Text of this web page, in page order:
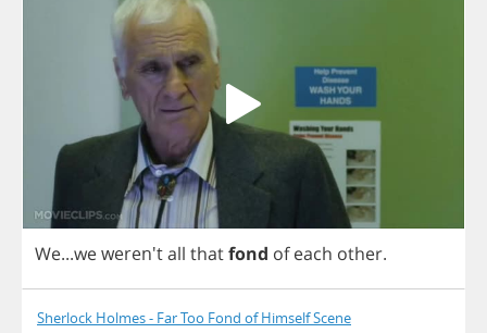
We...weweren'tall thatfond of each other.
Sherlock Holmes - Far Too Fond of Himself Scene